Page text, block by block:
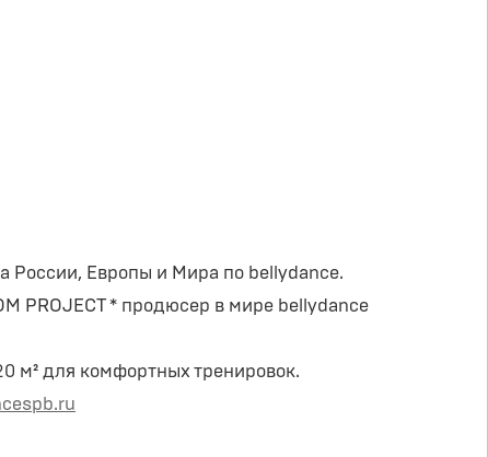
России, Европы и Мира по bellydance.
PROJECT * продюсер в мире bellydance
м² для комфортных тренировок.